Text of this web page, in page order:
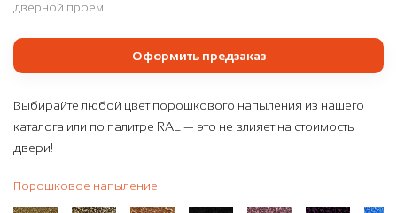
дверной проем.
Оформить предзаказ
Выбирайте любой цвет порошкового напыления из нашего
каталога или по палитре RAL — это не влияет на стоимость
двери!
Порошковое напыление